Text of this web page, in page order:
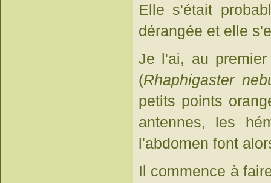
Elle s'était
dérangée et elle
Je l'ai, au
(Rhaphigaster
petits points
antennes, les
l'abdomen font
Il commence à